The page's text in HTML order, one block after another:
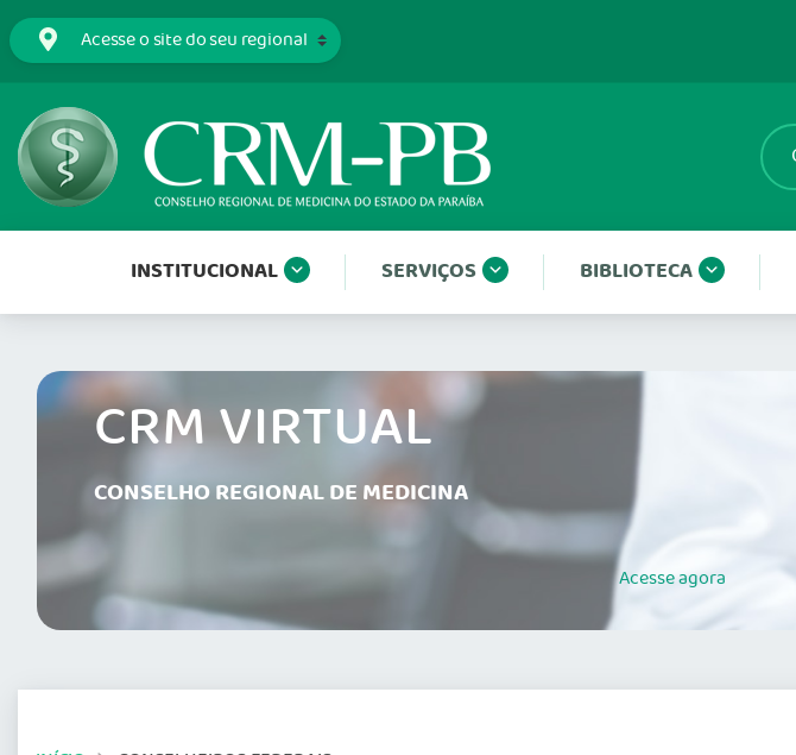
INSTITUCIONAL SERVIÇOS BIBLIOTECA
CRM VIRTUAL
CONSELHO REGIONAL DE MEDICINA
Acesseagora